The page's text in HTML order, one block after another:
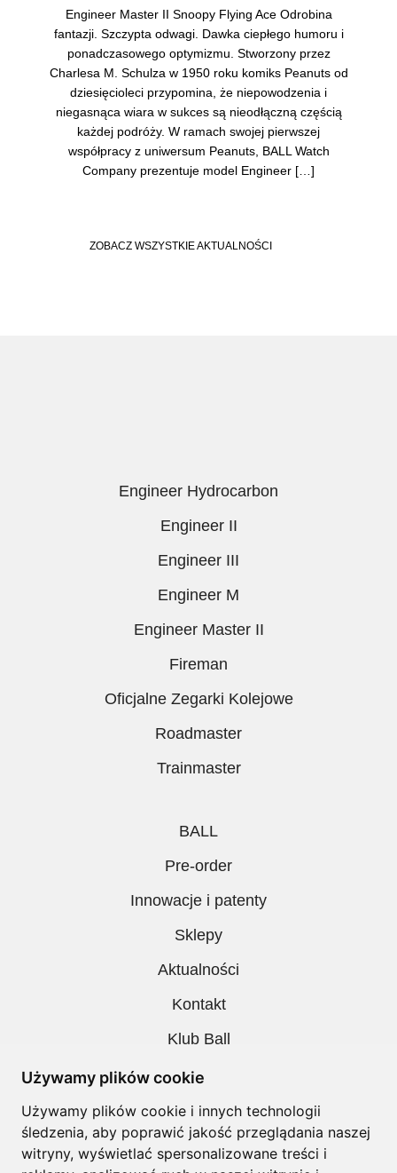
Używamy plików cookie
Używamy plików cookie i innych technologii
śledzenia, aby poprawić jakość przeglądania naszej
witryny, wyświetlać spersonalizowane treści i
Engineer Master II Snoopy Flying Ace Odrobina
fantazji. Szczypta odwagi. Dawka ciepłego humoru i
ponadczasowego optymizmu. Stworzony przez
Charlesa M. Schulza w 1950 roku komiks Peanuts od
dziesięcioleci przypomina, że niepowodzenia i
niegasnąca wiara w sukces są nieodłączną częścią
każdej podróży. W ramach swojej pierwszej
współpracy z uniwersum Peanuts, BALL Watch
Company prezentuje model Engineer […]
ZOBACZ WSZYSTKIE AKTUALNOŚCI
Engineer Hydrocarbon
Engineer II
Engineer III
Engineer M
Engineer Master II
Fireman
Oficjalne Zegarki Kolejowe
Roadmaster
Trainmaster
BALL
Pre-order
Innowacje i patenty
Sklepy
Aktualności
Kontakt
Klub Ball
Pobieranie
Polityka prywatności
Regulamin